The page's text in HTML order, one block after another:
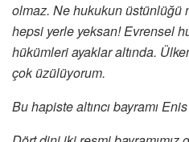
olmaz. Ne hukukun üstünlüğü
hepsi yerle yeksan! Evrensel
hükümleri ayaklar altında.
çok üzülüyorum.
Bu hapiste altıncı bayramı